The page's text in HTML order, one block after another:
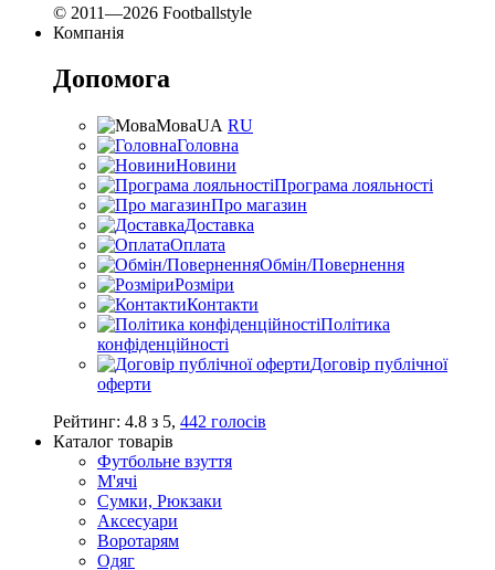
© 2011—2026 Footballstyle
Компанія
Допомога
МоваUA RU
Головна
Новини
Програма лояльності
Про магазин
Доставка
Оплата
Обмін/Повернення
Розміри
Контакти
Політика
конфіденційності
Договір публічної
оферти
Рейтинг: 4.8 з 5, 442 голосів
Каталог товарів
Футбольне взуття
М'ячі
Сумки, Рюкзаки
Аксесуари
Воротарям
Одяг